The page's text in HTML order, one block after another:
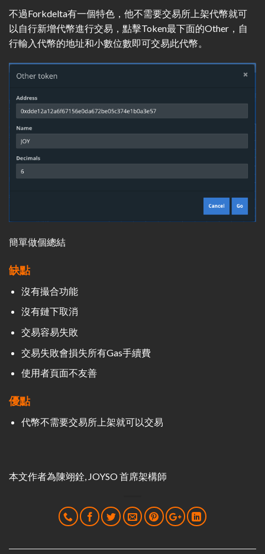
不過Forkdelta有一個特色，他不需要交易所上架代幣就可
以自行新增代幣進行交易，點擊Token最下面的Other，自
行輸入代幣的地址和小數位數即可交易此代幣。
簡單做個總結
缺點
沒有撮合功能
沒有鏈下取消
交易容易失敗
交易失敗會損失所有Gas手續費
使用者頁面不友善
優點
代幣不需要交易所上架就可以交易
本文作者為陳翊銓, JOYSO 首席架構師